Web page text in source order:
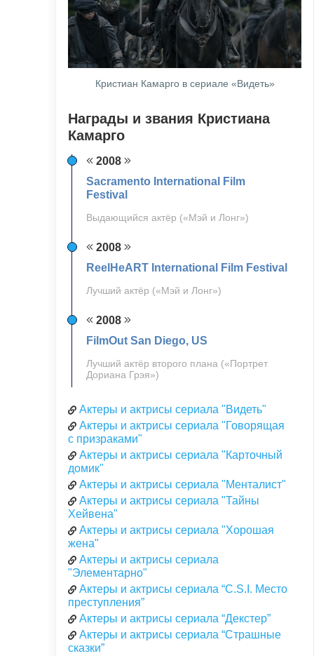
Кристиан Камарго в сериале «Видеть»
Награды и звания Кристиана
Камарго
2008
Sacramento International Film
Festival
Выдающийся актёр («Мэй и Лонг»)
2008
ReelHeART International Film Festival
Лучший актёр («Мэй и Лонг»)
2008
FilmOut San Diego, US
Лучший актёр второго плана («Портрет
Дориана Грэя»)
Актеры и актрисы сериала "Видеть"
Актеры и актрисы сериала "Говорящая
с призраками"
Актеры и актрисы сериала "Карточный
домик"
Актеры и актрисы сериала "Менталист"
Актеры и актрисы сериала "Тайны
Хейвена"
Актеры и актрисы сериала "Хорошая
жена"
Актеры и актрисы сериала
"Элементарно"
Актеры и актрисы сериала “C.S.I. Место
преступления”
Актеры и актрисы сериала “Декстер”
Актеры и актрисы сериала “Страшные
сказки”